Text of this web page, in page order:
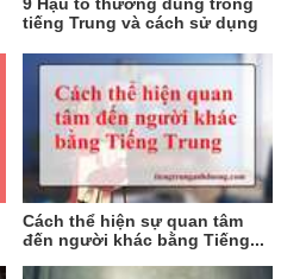
tiếng Trung và cách sử dụng
Cách thể hiện sự quan tâm
đến người khác bằng Tiếng...